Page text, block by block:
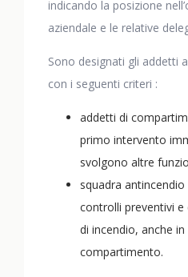
indicando la posizione
aziendale e le relative
Sono designati gli addetti
con i seguenti criteri :
addetti di
primo intervento
svolgono altre
squadra
controlli preventivi e
di incendio, anche
compartimento.